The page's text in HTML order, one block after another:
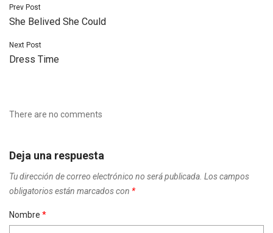
Navegación
de
entradas
Prev Post
She Belived She Could
Next Post
Dress Time
There are no comments
Deja una respuesta
Tu dirección de correo electrónico no será publicada. Los campos
obligatorios están marcados con *
Nombre *